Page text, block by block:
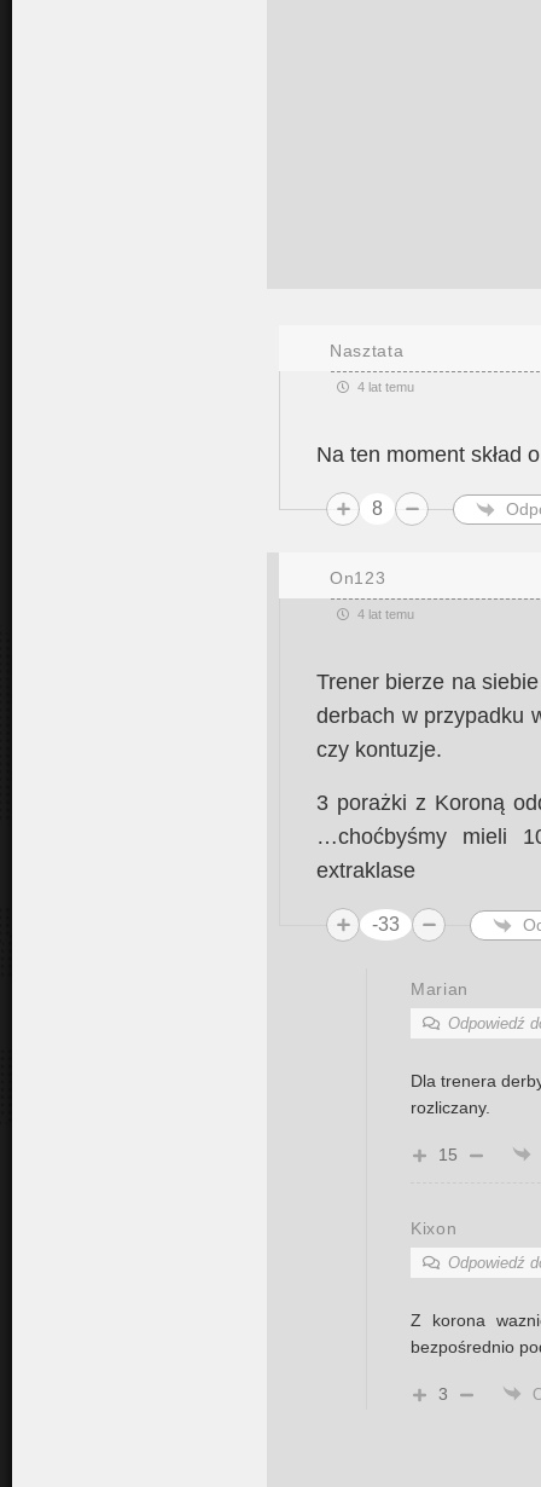
Nasztata
4 lat temu
Na ten moment skład
8
On123
4 lat temu
Trener bierze na
derbach w przypadku
czy kontuzje.
3 porażki z Koroną
…choćbyśmy mieli
extraklase
-33
Marian
Odpowiedź
Dla trenera
rozliczany.
15
Kixon
Odpowiedź
Z korona
bezpośrednio
3